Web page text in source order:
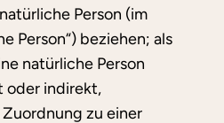
Person (im
Person“) beziehen; als
natürliche Person
oder indirekt,
zu einer